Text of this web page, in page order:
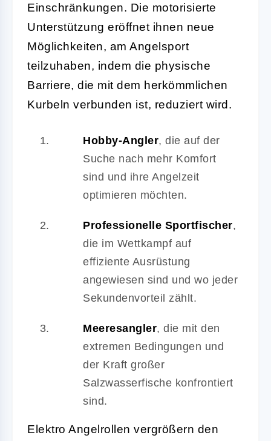
Einschränkungen. Die motorisierte
Unterstützung eröffnet ihnen neue
Möglichkeiten, am Angelsport
teilzuhaben, indem die physische
Barriere, die mit dem herkömmlichen
Kurbeln verbunden ist, reduziert wird.
Hobby-Angler, die auf der
Suche nach mehr Komfort
sind und ihre Angelzeit
optimieren möchten.
Professionelle Sportfischer,
die im Wettkampf auf
effiziente Ausrüstung
angewiesen sind und wo jeder
Sekundenvorteil zählt.
Meeresangler, die mit den
extremen Bedingungen und
der Kraft großer
Salzwasserfische konfrontiert
sind.
Elektro Angelrollen vergrößern den